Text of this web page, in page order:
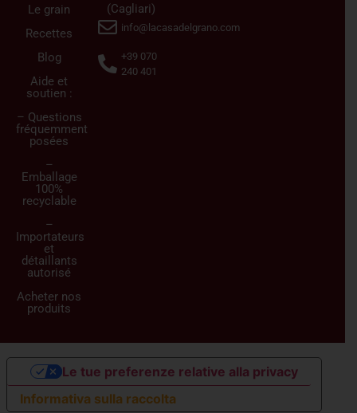
Le grain
Recettes
Blog
Aide et
soutien :
– Questions
fréquemment
posées
–
Emballage
100%
recyclable
–
Importateurs
et
détaillants
autorisé
Acheter nos
produits
(Cagliari)
info@lacasadelgrano.com
+39 070
240 401
Informativa sulla raccolta
Le tue preferenze relative alla privacy